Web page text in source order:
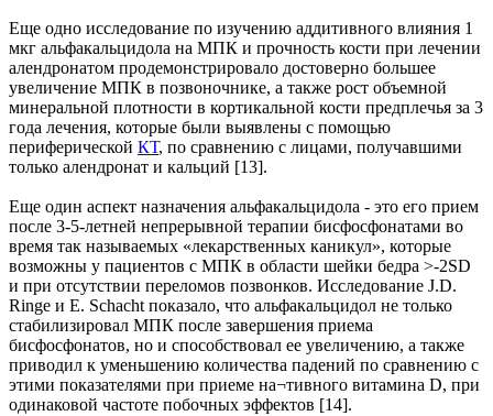
Еще одно исследование по изучению аддитивного влияния 1
мкг альфакальцидола на МПК и прочность кости при лечении
алендронатом продемонстрировало достоверно большее
увеличение МПК в позвоночнике, а также рост объемной
минеральной плотности в кортикальной кости предплечья за 3
года лечения, которые были выявлены с помощью
периферической КТ, по сравнению с лицами, получавшими
только алендронат и кальций [13].
Еще один аспект назначения альфакальцидола - это его прием
после 3-5-летней непрерывной терапии бисфосфонатами во
время так называемых «лекарственных каникул», которые
возможны у пациентов с МПК в области шейки бедра >-2SD
и при отсутствии переломов позвонков. Исследование J.D.
Ringe и E. Schacht показало, что альфакальцидол не только
стабилизировал МПК после завершения приема
бисфосфонатов, но и способствовал ее увеличению, а также
приводил к уменьшению количества падений по сравнению с
этими показателями при приеме на¬тивного витамина D, при
одинаковой частоте побочных эффектов [14].